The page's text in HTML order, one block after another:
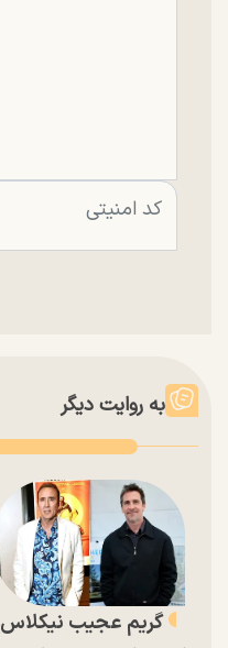
به روایت دیگر
گریم عجیب نیکلاس